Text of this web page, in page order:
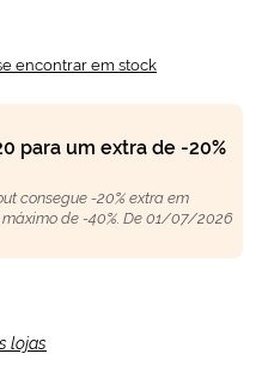
encontrar em stock
para um extra de -20%
consegue -20% extra em
de -40%. De 01/07/2026
lojas